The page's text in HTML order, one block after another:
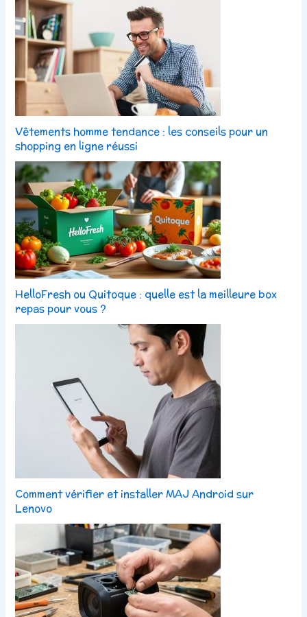
Vêtements homme tendance : les conseils pour un
shopping en ligne réussi
HelloFresh ou Quitoque : quelle est la meilleure box
repas pour vous ?
Comment vérifier et installer MAJ Android sur
Lenovo